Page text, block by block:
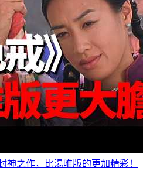
之作，比湯唯版的更加精彩！